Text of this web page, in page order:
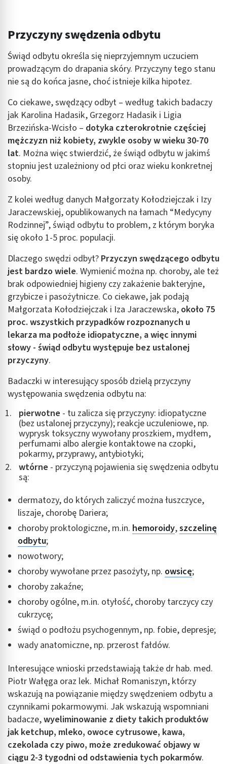
Przyczyny swędzenia odbytu
Świąd odbytu określa się nieprzyjemnym uczuciem
prowadzącym do drapania skóry. Przyczyny tego stanu
nie są do końca jasne, choć istnieje kilka hipotez.
Co ciekawe, swędzący odbyt – według takich badaczy
jak Karolina Hadasik, Grzegorz Hadasik i Ligia
Brzezińska-Wcisło – dotyka czterokrotnie częściej
mężczyzn niż kobiety, zwykle osoby w wieku 30-70
lat. Można więc stwierdzić, że świąd odbytu w jakimś
stopniu jest uzależniony od płci oraz wieku konkretnej
osoby.
Z kolei według danych Małgorzaty Kołodziejczak i Izy
Jaraczewskiej, opublikowanych na łamach “Medycyny
Rodzinnej”, świąd odbytu to problem, z którym boryka
się około 1-5 proc. populacji.
Dlaczego swędzi odbyt? Przyczyn swędzącego odbytu
jest bardzo wiele. Wymienić można np. choroby, ale też
brak odpowiedniej higieny czy zakażenie bakteryjne,
grzybicze i pasożytnicze. Co ciekawe, jak podają
Małgorzata Kołodziejczak i Iza Jaraczewska, około 75
proc. wszystkich przypadków rozpoznanych u
lekarza ma podłoże idiopatyczne, a więc innymi
słowy - świąd odbytu występuje bez ustalonej
przyczyny.
Badaczki w interesujący sposób dzielą przyczyny
występowania swędzenia odbytu na:
pierwotne - tu zalicza się przyczyny: idiopatyczne
(bez ustalonej przyczyny); reakcje uczuleniowe, np.
wyprysk toksyczny wywołany proszkiem, mydłem,
perfumami albo alergie kontaktowe na czopki,
pokarmy, przyprawy, antybiotyki;
wtórne - przyczyną pojawienia się swędzenia odbytu
są:
dermatozy, do których zaliczyć można łuszczyce,
liszaje, chorobę Dariera;
choroby proktologiczne, m.in. hemoroidy,szczelinę
odbytu;
nowotwory;
choroby wywołane przez pasożyty, np. owsicę;
choroby zakaźne;
choroby ogólne, m.in. otyłość, choroby tarczycy czy
cukrzycę;
świąd o podłożu psychogennym, np. fobie, depresje;
wady anatomiczne, np. przerost fałdów.
Interesujące wnioski przedstawiają także dr hab. med.
Piotr Wałęga oraz lek. Michał Romaniszyn, którzy
wskazują na powiązanie między swędzeniem odbytu a
czynnikami pokarmowymi. Jak wskazują wspomniani
badacze,wyeliminowanie z diety takich produktów
jak ketchup, mleko, owoce cytrusowe, kawa,
czekolada czy piwo, może zredukować objawy w
ciągu 2-3 tygodni od odstawienia tych pokarmów.